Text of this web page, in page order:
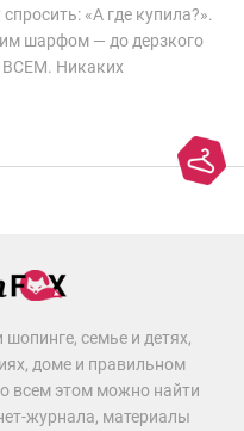
«А где купила?».
шарфом — до дерзкого
ВСЕМ. Никаких
семье и детях,
доме и правильном
всем этом можно найти
журнала, материалы